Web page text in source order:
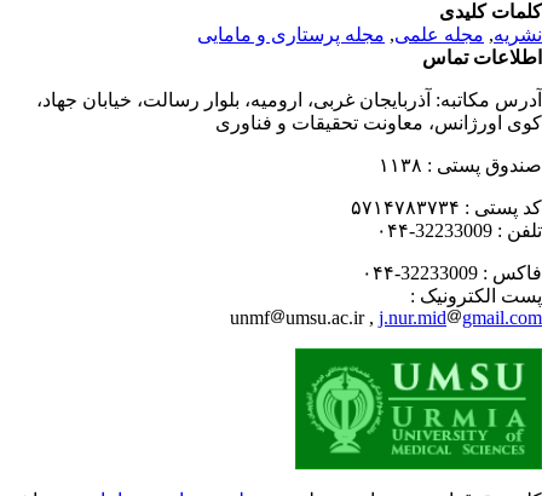
کلیدی
,مجله علمی, مجله پرستاری و مامایی
تماس
مکاتبه:آذربایجان غربی، ارومیه، بلوار رسالت، خیابان جهاد،
اورژانس، معاونت تحقیقات و فناوری
پستی : ۱۱۳۸
پستی : ۵۷۱۴۷۸۳۷۳۴
: 32233009-۰۴۴
: 32233009-۰۴۴
الکترونیک :
unmf
umsu.ac.ir ,j.nur.mid